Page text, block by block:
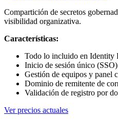
Compartición de secretos
visibilidad organizativa.
Características:
Todo lo incluido en Identity
Inicio de sesión único (SSO)
Gestión de equipos y panel
Dominio de remitente de
Validación de registro por
Ver precios actuales